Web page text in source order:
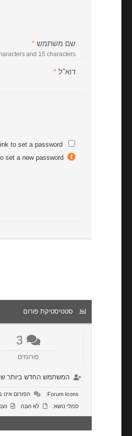
שם משתמש *
and 15 characters.
דוא"ל *
to set a password.
סטטיסטיקת פורום
3
פורומים
המשתמש החדש ביותר
Forum Icons: הפורום
סמלי נושא: לא נענה